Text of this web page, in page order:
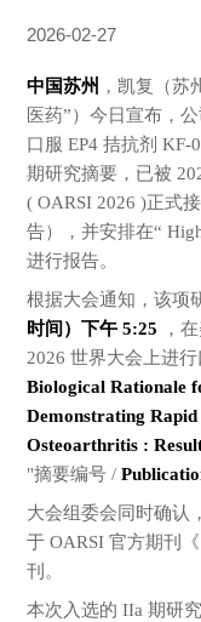
2026-02-27
中国苏州 ，凯复（苏
医药”）今日宣布，
口服 EP4 拮抗剂
期研究摘要，已被
( OARSI 2026 )正式
告），并安排在“
进行报告。
根据大会通知，该项
时间）下午 5:25 ，
2026 世界大会上进
Biological Rationale
Demonstrating
Osteoarthritis :
"摘要编号 /
大会组委会同时确认
于 OARSI 官方期刊
刊。
本次入选的 IIa 期研